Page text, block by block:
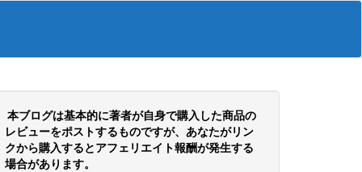
本ブログは基本的に著者が自身で購入した商品の
レビューをポストするものですが、あなたがリン
クから購入するとアフェリエイト報酬が発生する
場合があります。